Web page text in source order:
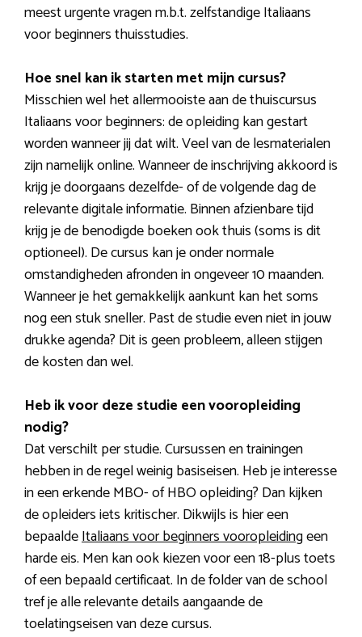
meest urgente vragen m.b.t. zelfstandige Italiaans
voor beginners thuisstudies.
Hoe snel kan ik starten met mijn cursus?
Misschien wel het allermooiste aan de thuiscursus
Italiaans voor beginners: de opleiding kan gestart
worden wanneer jij dat wilt. Veel van de lesmaterialen
zijn namelijk online. Wanneer de inschrijving akkoord is
krijg je doorgaans dezelfde- of de volgende dag de
relevante digitale informatie. Binnen afzienbare tijd
krijg je de benodigde boeken ook thuis (soms is dit
optioneel). De cursus kan je onder normale
omstandigheden afronden in ongeveer 10 maanden.
Wanneer je het gemakkelijk aankunt kan het soms
nog een stuk sneller. Past de studie even niet in jouw
drukke agenda? Dit is geen probleem, alleen stijgen
de kosten dan wel.
Heb ik voor deze studie een vooropleiding
nodig?
Dat verschilt per studie. Cursussen en trainingen
hebben in de regel weinig basiseisen. Heb je interesse
in een erkende MBO- of HBO opleiding? Dan kijken
de opleiders iets kritischer. Dikwijls is hier een
bepaaldeItaliaans voor beginners vooropleidingeen
harde eis. Men kan ook kiezen voor een 18-plus toets
of een bepaald certificaat. In de folder van de school
tref je alle relevante details aangaande de
toelatingseisen van deze cursus.